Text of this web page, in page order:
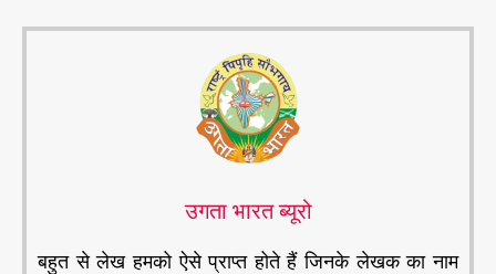
उगता भारत ब्यूरो
बहुत से लेख हमको ऐसे प्राप्त होते हैं जिनके लेखक का नाम